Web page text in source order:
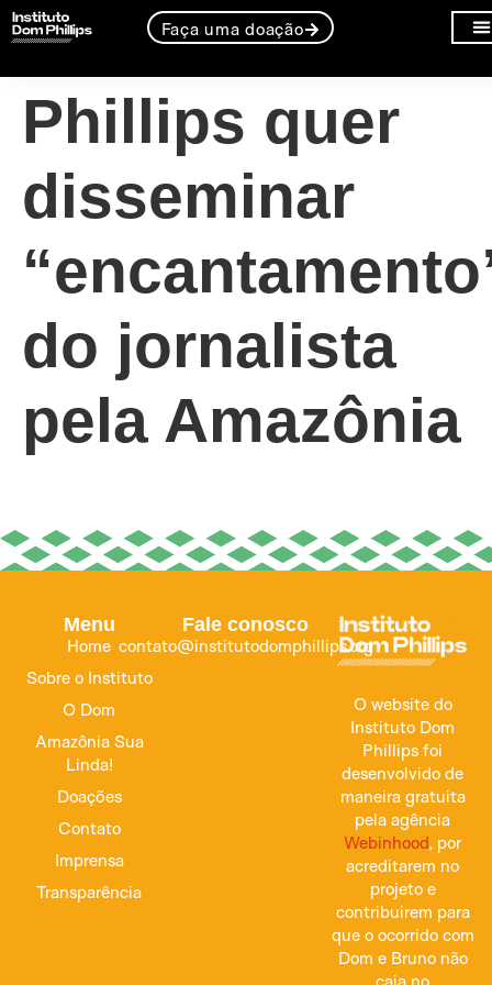
Faça uma doação
Instituto Dom
Phillips quer
disseminar
do jornalista
pela Amazônia
O website do
Instituto Dom
Phillips foi
desenvolvido de
maneira gratuita
pela agência
Webinhood, por
acreditarem no
projeto e
contribuirem para
que o ocorrido com
Dom e Bruno não
caia no
Menu
Home
Sobre o Instituto
O Dom
Amazônia Sua
Linda!
Doações
Contato
Imprensa
Transparência
Fale conosco
contato@institutodomphillips.org